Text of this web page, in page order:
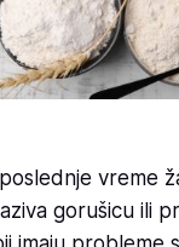
vreme
gorušicu ili